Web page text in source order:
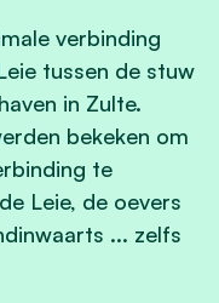
verbinding
tussen de stuw
in Zulte.
bekeken om
te
Leie, de oevers
... zelfs